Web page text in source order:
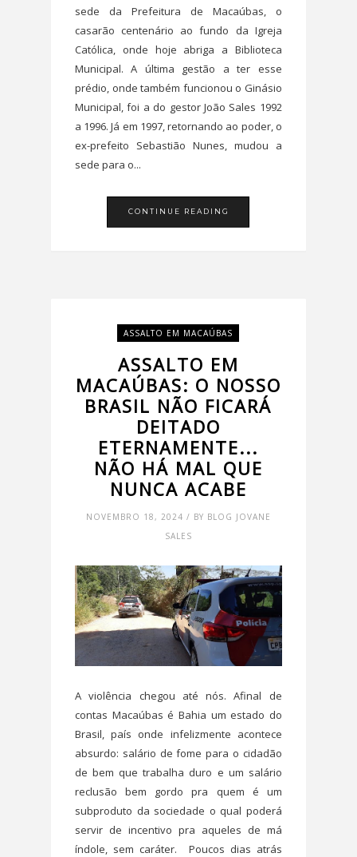
sede da Prefeitura de Macaúbas, o
casarão centenário ao fundo da Igreja
Católica, onde hoje abriga a Biblioteca
Municipal. A última gestão a ter esse
prédio, onde também funcionou o Ginásio
Municipal, foi a do gestor João Sales 1992
a 1996. Já em 1997, retornando ao poder, o
ex-prefeito Sebastião Nunes, mudou a
sede para o...
CONTINUE READING
ASSALTO EM MACAÚBAS
ASSALTO EM
MACAÚBAS: O NOSSO
BRASIL NÃO FICARÁ
DEITADO
ETERNAMENTE...
NÃO HÁ MAL QUE
NUNCA ACABE
NOVEMBRO 18, 2024 / BY BLOG JOVANE
SALES
A violência chegou até nós. Afinal de
contas Macaúbas é Bahia um estado do
Brasil, país onde infelizmente acontece
absurdo: salário de fome para o cidadão
de bem que trabalha duro e um salário
reclusão bem gordo pra quem é um
subproduto da sociedade o qual poderá
servir de incentivo pra aqueles de má
índole, sem caráter. Poucos dias atrás